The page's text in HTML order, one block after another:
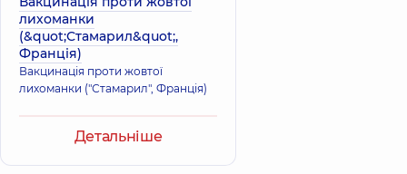
лихоманки
(&quot;Стамарил&quot;,
Франція)
Вакцинація проти жовтої
лихоманки ("Стамарил", Франція)
Детальніше